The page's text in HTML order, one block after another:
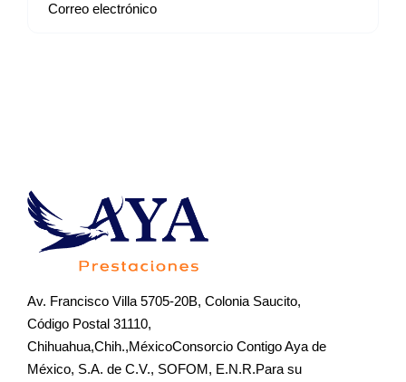
Av. Francisco Villa 5705-20B, Colonia Saucito,
Código Postal 31110,
Chihuahua,Chih.,MéxicoConsorcio Contigo Aya de
México, S.A. de C.V., SOFOM, E.N.R.Para su